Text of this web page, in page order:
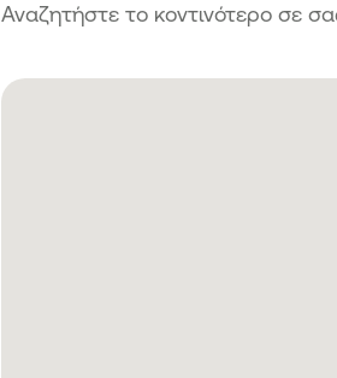
Αναζητήστε το κοντινότερο σε